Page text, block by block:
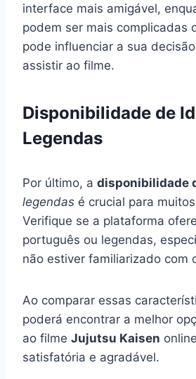
interface mais amigável,
podem ser mais complicadas
pode influenciar a sua
assistir ao filme.
Disponibilidade de
Legendas
Por último, a disponibilidade
legendas é crucial para
Verifique se a plataforma
português ou legendas,
não estiver familiarizado com
Ao comparar essas
poderá encontrar a melhor
ao filme Jujutsu Kaisen
satisfatória e agradável.